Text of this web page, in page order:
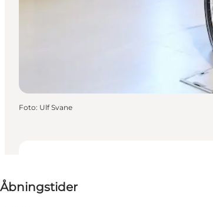
ÅbningstiderBesøg hjemmeside
Foto: Ulf Svane